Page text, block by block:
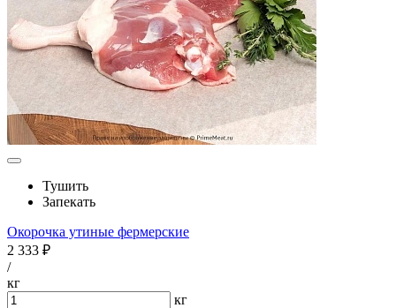
Тушить
Запекать
Окорочка утиные фермерские
2 333 ₽
/
кг
кг